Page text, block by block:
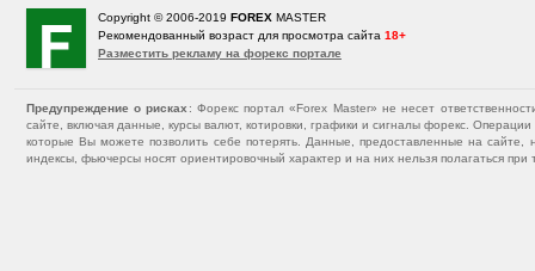
Copyright © 2006-2019 FOREX MASTER
Рекомендованный возраст для просмотра сайта 18+
Разместить рекламу на форекс портале
Предупреждение о рисках : Форекс портал «Forex Master» не несет
сайте, включая данные, курсы валют, котировки, графики и сигналы форекс.
которые Вы можете позволить себе потерять. Данные, предоставленные на
индексы, фьючерсы носят ориентировочный характер и на них нельзя полагаться при